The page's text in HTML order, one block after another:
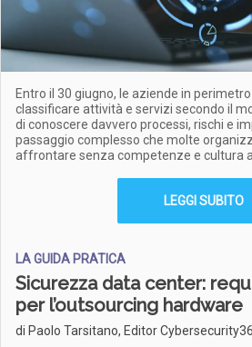
Entro il 30 giugno, le aziende in
classificare attività e servizi secondo il
di conoscere davvero processi, rischi e
passaggio complesso che molte
affrontare senza competenze e cultura
LEGGI SUBITO
LA GUIDA PRATICA
Sicurezza data center:
per l’outsourcing hardware
di Paolo Tarsitano, Editor